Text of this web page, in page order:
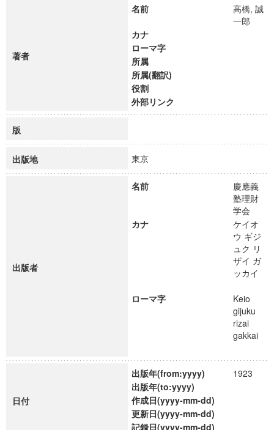
著者
名前
高橋, 誠
一郎
カナ
ローマ字
所属
所属(翻訳)
役割
外部リンク
版
出版地 東京
出版者
名前
慶應義
塾理財
学会
カナ
ケイオ
ウ ギジ
ュク リ
ザイ ガ
ッカイ
ローマ字
Keio
gijuku
rizai
gakkai
日付
出版年(from:yyyy)
1923
出版年(to:yyyy)
作成日(yyyy-mm-dd)
更新日(yyyy-mm-dd)
記録日(yyyy-mm-dd)